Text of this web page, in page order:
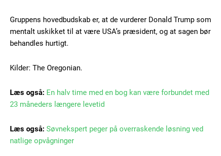
Gratis / forever
Etiam est nibh, lobortis sit
Ut mollis pellentesque tortor
Orci varius natoque dolor
Gruppens hovedbudskab er, at de vurderer Donald Trump som
mentalt uskikket til at være USA’s præsident, og at sagen bør
behandles hurtigt.
Kilder: The Oregonian.
Læs også: En halv time med en bog kan være forbundet med
23 måneders længere levetid
Læs også: Søvnekspert peger på overraskende løsning ved
natlige opvågninger